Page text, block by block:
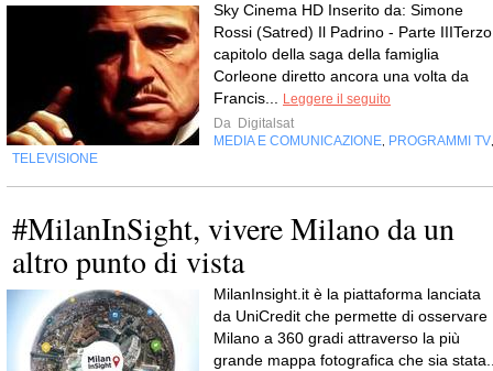
Sky Cinema HD Inserito da: Simone
Rossi (Satred) Il Padrino - Parte IIITerzo
capitolo della saga della famiglia
Corleone diretto ancora una volta da
Francis... Leggere il seguito
Da Digitalsat
MEDIA E COMUNICAZIONE, PROGRAMMI TV,
TELEVISIONE
#MilanInSight, vivere Milano da un
altro punto di vista
MilanInsight.it è la piattaforma lanciata
da UniCredit che permette di osservare
Milano a 360 gradi attraverso la più
grande mappa fotografica che sia